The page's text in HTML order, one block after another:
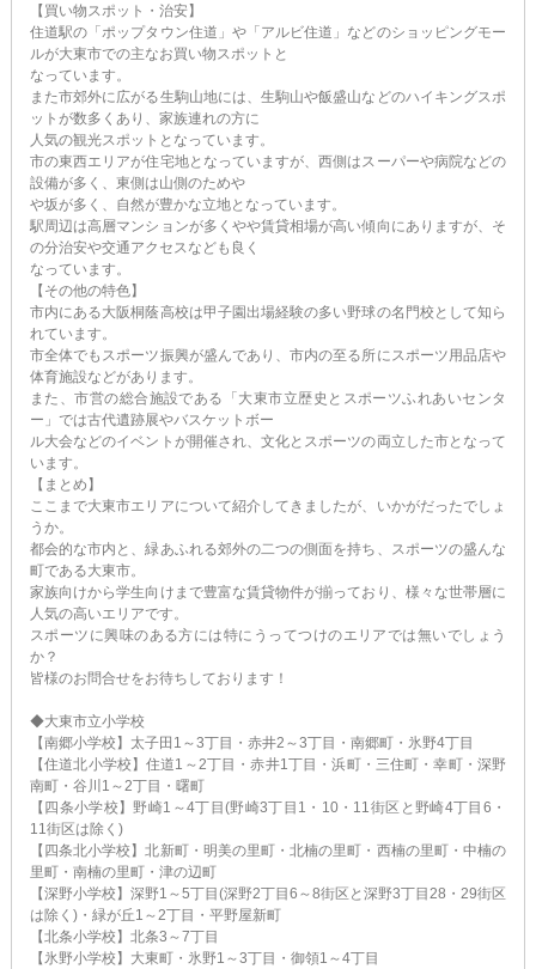
【買い物スポット・治安】
住道駅の「ポップタウン住道」や「アルビ住道」などのショッピングモー
ルが大東市での主なお買い物スポットと
なっています。
また市郊外に広がる生駒山地には、生駒山や飯盛山などのハイキングスポ
ットが数多くあり、家族連れの方に
人気の観光スポットとなっています。
市の東西エリアが住宅地となっていますが、西側はスーパーや病院などの
設備が多く、東側は山側のためや
や坂が多く、自然が豊かな立地となっています。
駅周辺は高層マンションが多くやや賃貸相場が高い傾向にありますが、そ
の分治安や交通アクセスなども良く
なっています。
【その他の特色】
市内にある大阪桐蔭高校は甲子園出場経験の多い野球の名門校として知ら
れています。
市全体でもスポーツ振興が盛んであり、市内の至る所にスポーツ用品店や
体育施設などがあります。
また、市営の総合施設である「大東市立歴史とスポーツふれあいセンタ
ー」では古代遺跡展やバスケットボー
ル大会などのイベントが開催され、文化とスポーツの両立した市となって
います。
【まとめ】
ここまで大東市エリアについて紹介してきましたが、いかがだったでしょ
うか。
都会的な市内と、緑あふれる郊外の二つの側面を持ち、スポーツの盛んな
町である大東市。
家族向けから学生向けまで豊富な賃貸物件が揃っており、様々な世帯層に
人気の高いエリアです。
スポーツに興味のある方には特にうってつけのエリアでは無いでしょう
か？
皆様のお問合せをお待ちしております！
◆大東市立小学校
【南郷小学校】太子田1～3丁目・赤井2～3丁目・南郷町・氷野4丁目
【住道北小学校】住道1～2丁目・赤井1丁目・浜町・三住町・幸町・深野
南町・谷川1～2丁目・曙町
【四条小学校】野崎1～4丁目(野崎3丁目1・10・11街区と野崎4丁目6・
11街区は除く)
【四条北小学校】北新町・明美の里町・北楠の里町・西楠の里町・中楠の
里町・南楠の里町・津の辺町
【深野小学校】深野1～5丁目(深野2丁目6～8街区と深野3丁目28・29街区
は除く)・緑が丘1～2丁目・平野屋新町
【北条小学校】北条3～7丁目
【氷野小学校】大東町・氷野1～3丁目・御領1～4丁目